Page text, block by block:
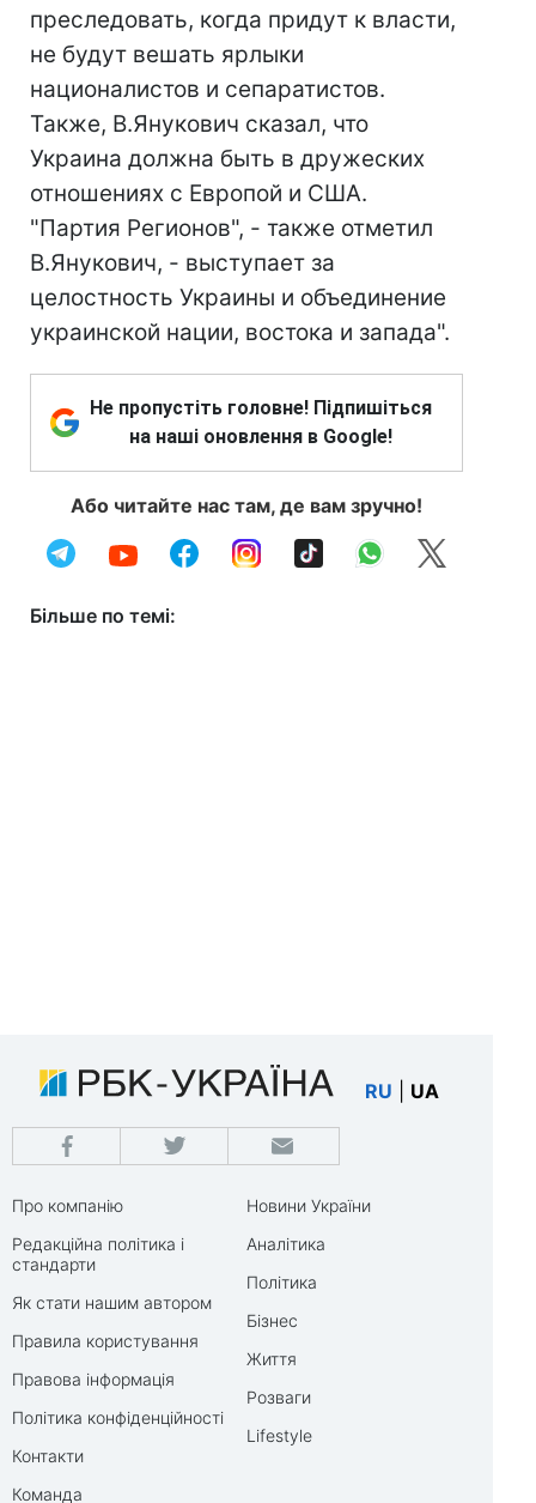
преследовать, когда придут к власти,
не будут вешать ярлыки
националистов и сепаратистов.
Также, В.Янукович сказал, что
Украина должна быть в дружеских
отношениях с Европой и США.
"Партия Регионов", - также отметил
В.Янукович, - выступает за
целостность Украины и объединение
украинской нации, востока и запада".
Не пропустіть головне! Підпишіться
на наші оновлення в Google!
Або читайте нас там, де вам зручно!
Більше по темі:
RU UA
Про компанію
Редакційна політика і
стандарти
Як стати нашим автором
Правила користування
Правова інформація
Політика конфіденційності
Контакти
Команда
Новини України
Аналітика
Політика
Бізнес
Життя
Розваги
Lifestyle